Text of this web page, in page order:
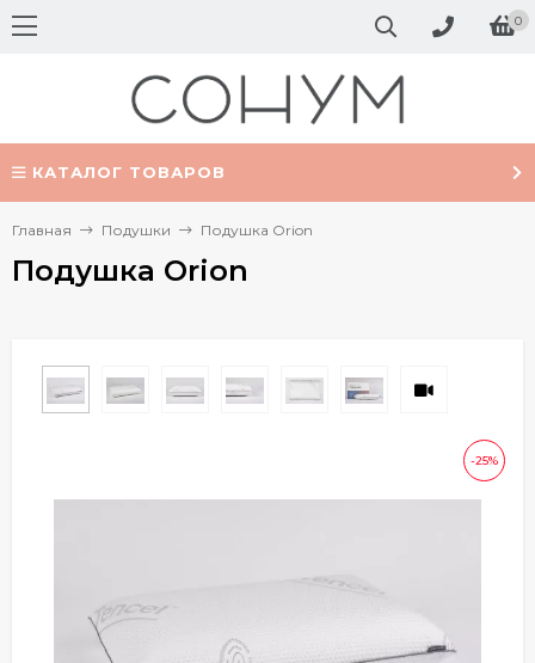
0
КАТАЛОГ ТОВАРОВ
Главная Подушки Подушка Orion
Подушка Orion
-25%